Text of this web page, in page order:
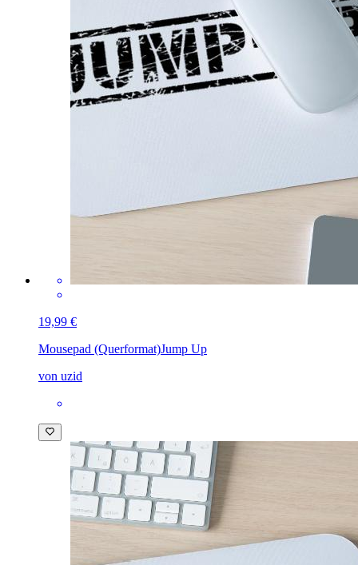
19,99 €
Mousepad (Querformat)Jump Up
von uzid